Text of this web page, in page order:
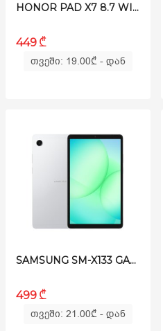
HONOR PAD X7 8.7 WI-FI 4/128GB 5504ADQH GREY
449 ₾
თვეში: 19.00₾- დან
SAMSUNG SM-X133 GALAXY TAB A11 4/64GB WI-FI SILVER
499 ₾
თვეში: 21.00₾- დან